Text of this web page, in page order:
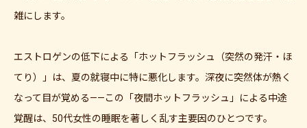
雑にします。
エストロゲンの低下による「ホットフラッシュ（突然の発汗・ほ
てり）」は、夏の就寝中に特に悪化します。深夜に突然体が熱く
なって目が覚める——この「夜間ホットフラッシュ」による中途
覚醒は、50代女性の睡眠を著しく乱す主要因のひとつです。